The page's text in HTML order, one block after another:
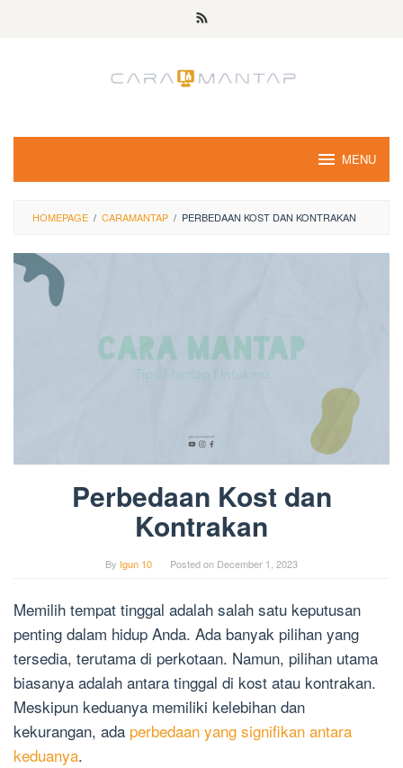
MENU
HOMEPAGE / CARAMANTAP / PERBEDAAN KOST DAN KONTRAKAN
Perbedaan Kost dan
Kontrakan
By Igun 10 Posted on December 1, 2023
Memilih tempat tinggal adalah salah satu keputusan
penting dalam hidup Anda. Ada banyak pilihan yang
tersedia, terutama di perkotaan. Namun, pilihan utama
biasanya adalah antara tinggal di kost atau kontrakan.
Meskipun keduanya memiliki kelebihan dan
kekurangan, ada perbedaan yang signifikan antara
keduanya.